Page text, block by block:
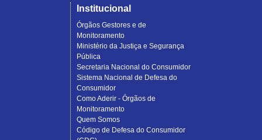
Institucional
Órgãos Gestores e de
Monitoramento
Ministério da Justiça e Segurança
Pública
Secretaria Nacional do Consumidor
Sistema Nacional de Defesa do
Consumidor
Como Aderir - Órgãos de
Monitoramento
Quem Somos
Código de Defesa do Consumidor